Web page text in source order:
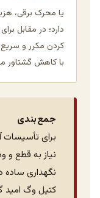
یا محرک برقی،
دارد؛ در مقابل
کردن مکرر و سریع
با کاهش گشتاور
جمع‌بندی
برای
نیاز به قطع و
نگهداری ساده